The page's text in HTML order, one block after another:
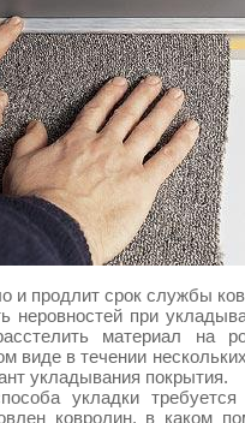
и продлит срок службы
неровностей при
материал на
виде в течении
укладывания покрытия.
укладки
ковролин, в каком